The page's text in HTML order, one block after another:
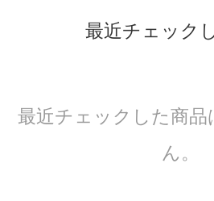
最近チェック
最近チェックした商
ん。